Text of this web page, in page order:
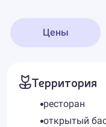
Цены
Территория
ресторан
открытый